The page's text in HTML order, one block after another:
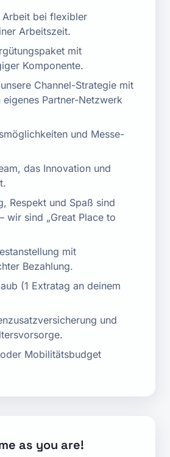
Arbeit bei flexibler
Arbeitszeit.
mit
Komponente.
Channel-Strategie mit
eigenes Partner-Netzwerk
und Messe-
das Innovation und
Respekt und Spaß sind
wir sind „Great Place to
mit
Bezahlung.
(1 Extratag an deinem
und
Mobilitätsbudget
as you are!